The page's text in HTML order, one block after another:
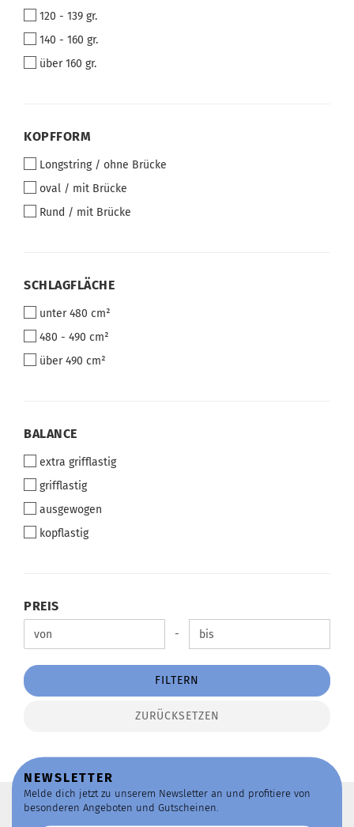
120 - 139 gr.
140 - 160 gr.
über 160 gr.
KOPFFORM
KOPFFORM
Longstring / ohne Brücke
oval / mit Brücke
Rund / mit Brücke
SCHLAGFLÄCHE
SCHLAGFLÄCHE
unter 480 cm²
480 - 490 cm²
über 490 cm²
BALANCE
BALANCE
extra grifflastig
grifflastig
ausgewogen
kopflastig
PREIS
PREIS
Preis bis -
FILTERN
ZURÜCKSETZEN
NEWSLETTER
Melde dich jetzt zu unserem Newsletter an und profitiere von
besonderen Angeboten und Gutscheinen.